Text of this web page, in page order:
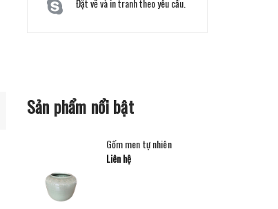
Đặt vẽ và in tranh theo yêu cầu.
Sản phẩm nổi bật
Gốm men tự nhiên
Liên hệ